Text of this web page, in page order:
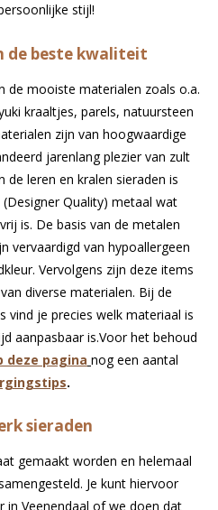
stijl!
de beste kwaliteit
de mooiste materialen zoals o.a.
kraaltjes, parels, natuursteen
zijn van hoogwaardige
jarenlang plezier van zult
de leren en kralen sieraden is
Quality) metaal wat
is. De basis van de metalen
vervaardigd van hypoallergeen
Vervolgens zijn deze items
diverse materialen. Bij de
vind je precies welk materiaal is
aanpasbaar is.Voor het behoud
deze pagina nog een aantal
.
sieraden
gemaakt worden en helemaal
Je kunt hiervoor
in Veenendaal of we doen dat